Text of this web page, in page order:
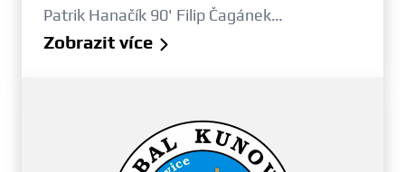
Patrik Hanačík 90' Filip Čagánek…
Zobrazit více